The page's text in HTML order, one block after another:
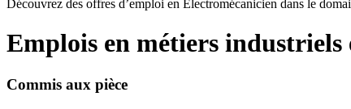
Découvrez des offres d’emploi en Électromécanicien dans le
Emplois en métiers industriels
Commis aux pièce